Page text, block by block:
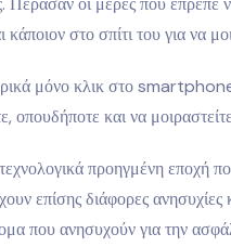
κάποιον στο σπίτι του για να
μόνο κλικ στο smartphone
οπουδήποτε και να
προηγμένη εποχή
επίσης διάφορες
που ανησυχούν για την